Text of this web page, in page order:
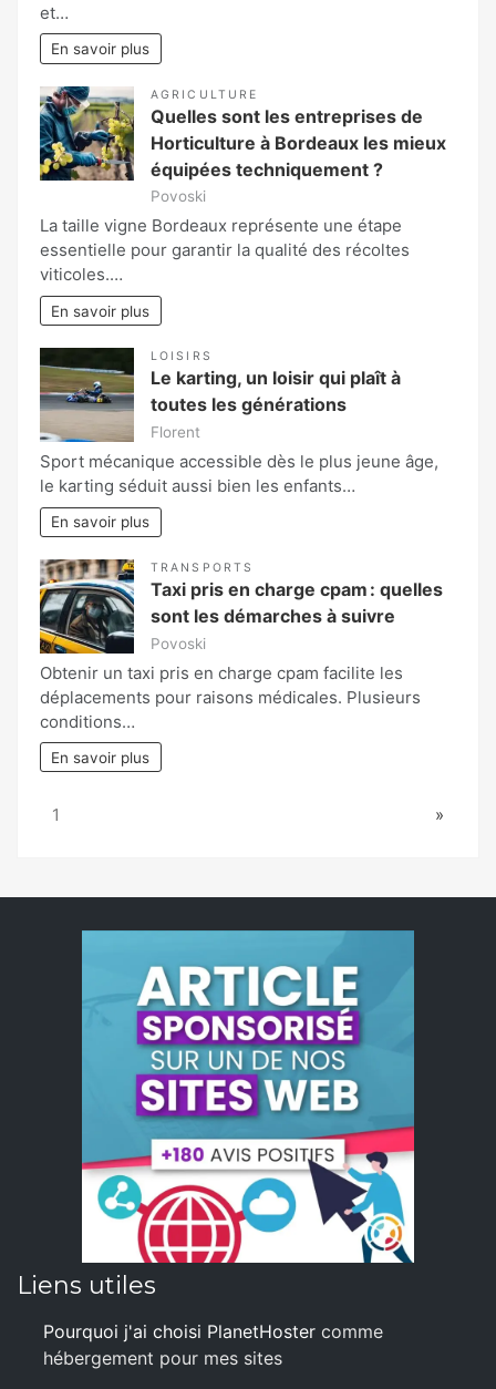
et…
En savoir plus
AGRICULTURE
Quelles sont les entreprises de
Horticulture à Bordeaux les mieux
équipées techniquement ?
Povoski
La taille vigne Bordeaux représente une étape
essentielle pour garantir la qualité des récoltes
viticoles.…
En savoir plus
LOISIRS
Le karting, un loisir qui plaît à
toutes les générations
Florent
Sport mécanique accessible dès le plus jeune âge,
le karting séduit aussi bien les enfants…
En savoir plus
TRANSPORTS
Taxi pris en charge cpam : quelles
sont les démarches à suivre
Povoski
Obtenir un taxi pris en charge cpam facilite les
déplacements pour raisons médicales. Plusieurs
conditions…
En savoir plus
Page:
1 Next
»
Liens utiles
Pourquoi j'ai choisi PlanetHoster comme
hébergement pour mes sites